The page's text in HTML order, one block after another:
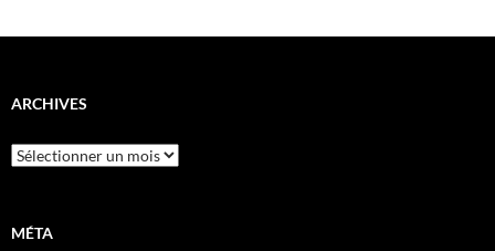
ARCHIVES
Archives
MÉTA